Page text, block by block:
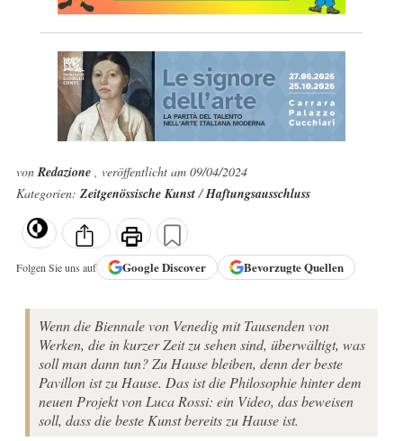
vonRedazione , veröffentlicht am 09/04/2024
Kategorien: Zeitgenössische Kunst/Haftungsausschluss
Folgen Sie uns auf GoogleDiscover Bevorzugte Quellen
Wenn die Biennale von Venedig mit Tausenden von
Werken, die in kurzer Zeit zu sehen sind, überwältigt, was
soll man dann tun? Zu Hause bleiben, denn der beste
Pavillon ist zu Hause. Das ist die Philosophie hinter dem
neuen Projekt von Luca Rossi: ein Video, das beweisen
soll, dass die beste Kunst bereits zu Hause ist.